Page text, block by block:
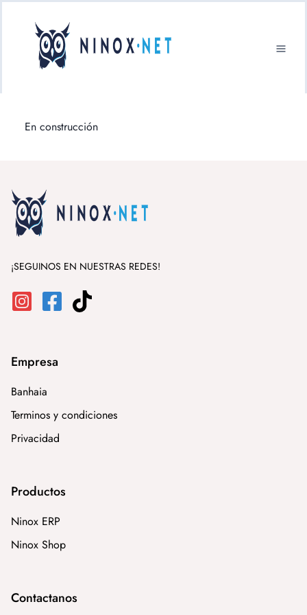
En construcción
¡SEGUINOS EN NUESTRAS REDES!
Empresa
Banhaia
Terminos y condiciones
Privacidad
Productos
Ninox ERP
Ninox Shop
Contactanos